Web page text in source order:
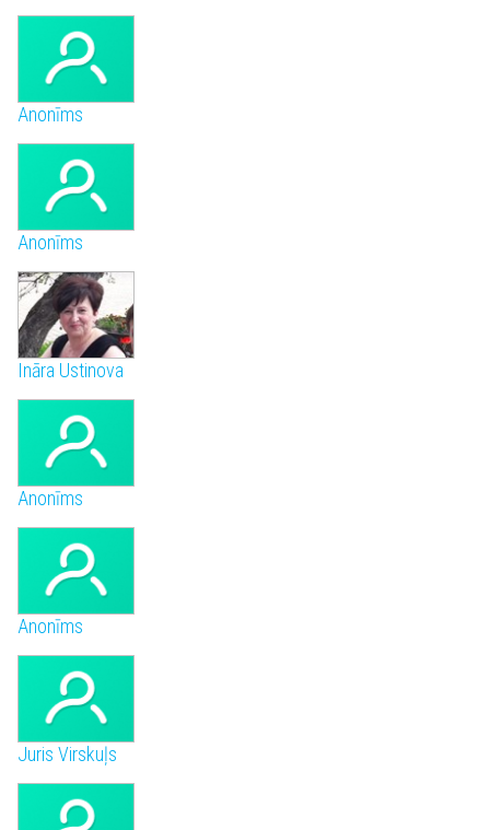
Anonīms
Anonīms
Ināra Ustinova
Anonīms
Anonīms
Juris Virskuļs